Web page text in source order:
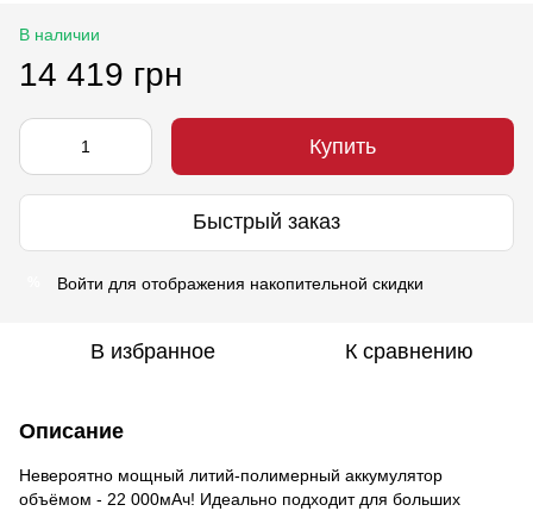
В наличии
14 419 грн
Купить
Быстрый заказ
Войти для отображения накопительной скидки
В избранное К сравнению
Описание
Невероятно мощный литий-полимерный аккумулятор
объёмом - 22 000мАч! Идеально подходит для больших